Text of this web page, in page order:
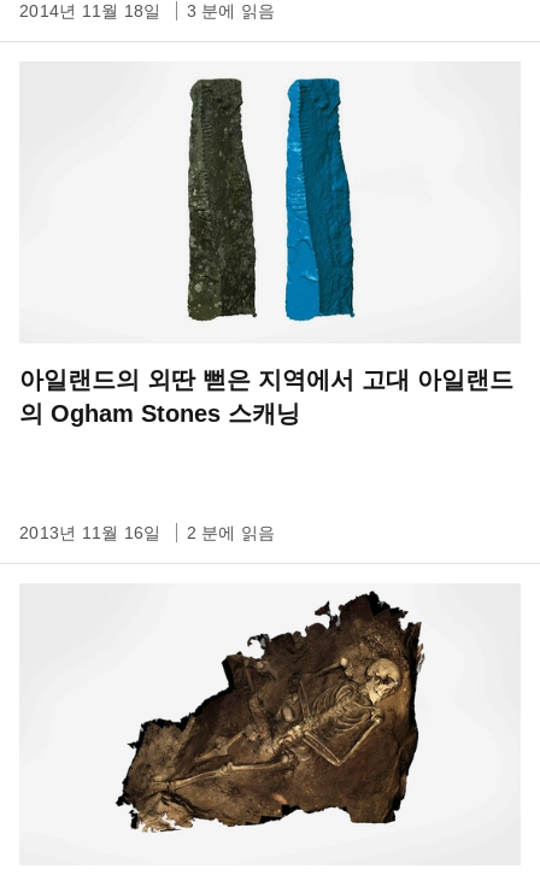
2014년 11월 18일 3 분에 읽음
아일랜드의 외딴 뻗은 지역에서 고대 아일랜드
의 Ogham Stones 스캐닝
2013년 11월 16일 2 분에 읽음